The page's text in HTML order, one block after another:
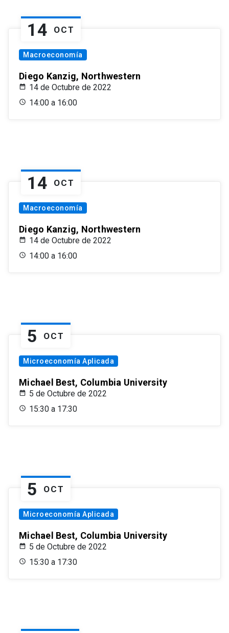
14 OCT
Macroeconomía
Diego Kanzig, Northwestern
14 de Octubre de 2022
14:00 a 16:00
14 OCT
Macroeconomía
Diego Kanzig, Northwestern
14 de Octubre de 2022
14:00 a 16:00
5 OCT
Microeconomía Aplicada
Michael Best, Columbia University
5 de Octubre de 2022
15:30 a 17:30
5 OCT
Microeconomía Aplicada
Michael Best, Columbia University
5 de Octubre de 2022
15:30 a 17:30